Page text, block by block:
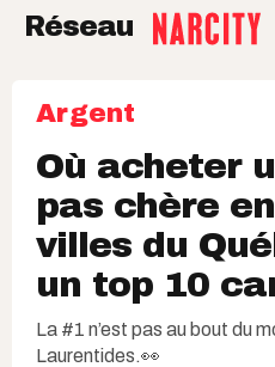
Réseau
Argent
Où acheter
pas chère
villes du
un top 10
La #1 n’est pas au bout du
Laurentides.👀